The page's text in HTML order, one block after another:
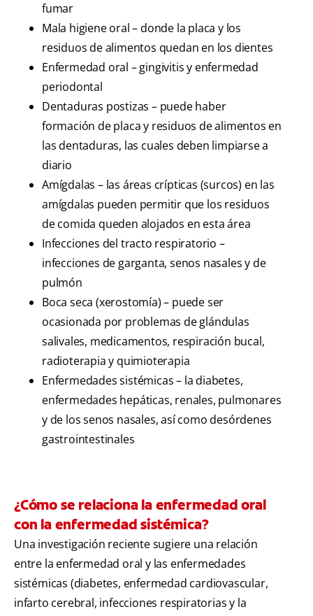
fumar
Mala higiene oral – donde la placa y los
residuos de alimentos quedan en los dientes
Enfermedad oral – gingivitis y enfermedad
periodontal
Dentaduras postizas – puede haber
formación de placa y residuos de alimentos en
las dentaduras, las cuales deben limpiarse a
diario
Amígdalas – las áreas crípticas (surcos) en las
amígdalas pueden permitir que los residuos
de comida queden alojados en esta área
Infecciones del tracto respiratorio –
infecciones de garganta, senos nasales y de
pulmón
Boca seca (xerostomía) – puede ser
ocasionada por problemas de glándulas
salivales, medicamentos, respiración bucal,
radioterapia y quimioterapia
Enfermedades sistémicas – la diabetes,
enfermedades hepáticas, renales, pulmonares
y de los senos nasales, así como desórdenes
gastrointestinales
¿Cómo se relaciona la enfermedad oral
con la enfermedad sistémica?
Una investigación reciente sugiere una relación
entre la enfermedad oral y las enfermedades
sistémicas (diabetes, enfermedad cardiovascular,
infarto cerebral, infecciones respiratorias y la